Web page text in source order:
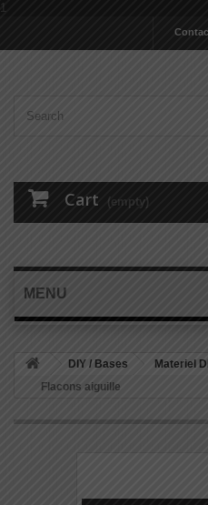
1
Cart (empty)
MENU
DIY / Bases Materiel
Flacons aiguille